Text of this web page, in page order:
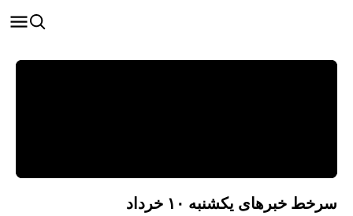
سرخط خبرهای یکشنبه ۱۰ خرداد